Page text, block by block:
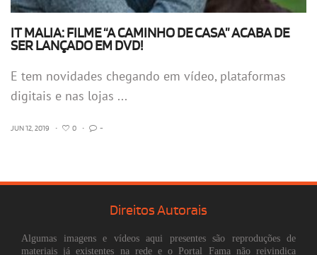
IT MALIA: FILME “A CAMINHO DE CASA” ACABA DE
SER LANÇADO EM DVD!
E tem novidades chegando em vídeo, plataformas
digitais e nas lojas ...
JUN 12, 2019 • 0 • -
Direitos Autorais
Algumas imagens e vídeos aqui presentes são reproduções de
materiais já existentes na rede e o Portal Fama não reivindica